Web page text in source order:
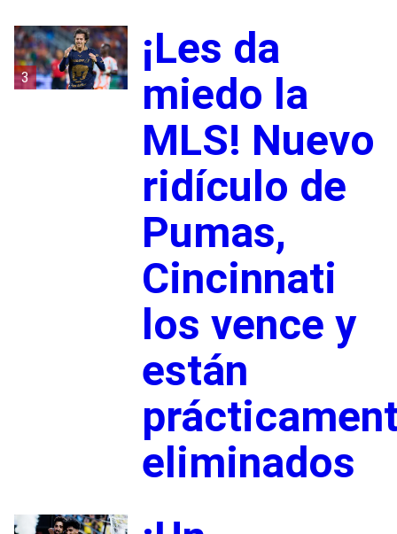
3
¡Les da
miedo la
MLS! Nuevo
ridículo de
Pumas,
Cincinnati
los vence y
están
eliminados